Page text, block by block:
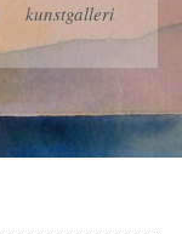
kunstgalleri